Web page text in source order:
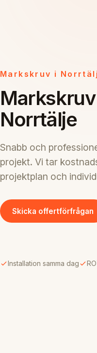
Markskruv i
Norrtälje
Snabb och
projekt. Vi tar
projektplan och
Skicka offertförfrågan
Installation samma dag